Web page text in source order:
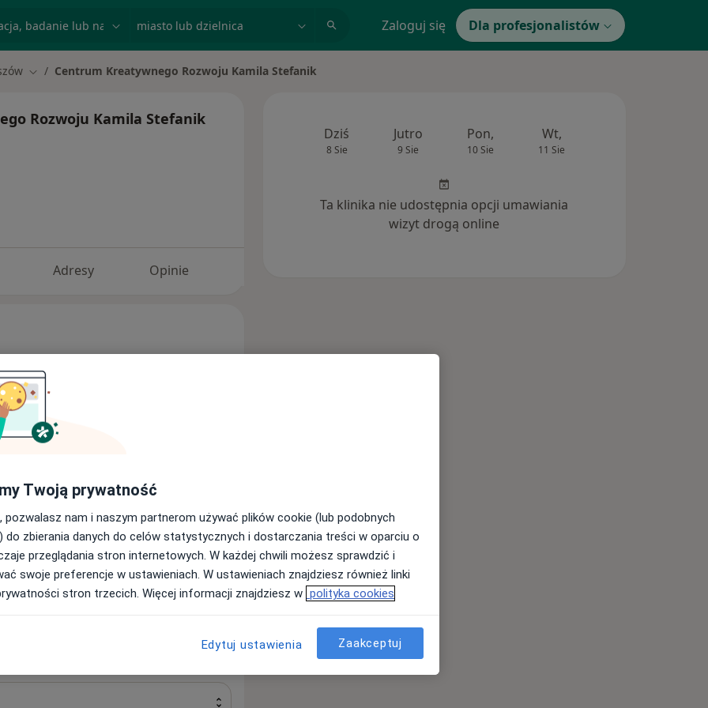
Zaloguj się Dla profesjonalistów
Zmień miasto
Centrum Kreatywnego Rozwoju Kamila Stefanik
Rozwoju Kamila Stefanik
Adresy Opinie
to miejsce gdzie tworzymy zespół
podnosimy swoje kształcenie
konferencjach. Pracujemy pod
pacjenta. W pracy
terapie schematów oraz
po nieznane im dotąd własne
Dziś
8 Sie
Jutro
9 Sie
Pon,
10 Sie
Wt,
11 Sie
Ta klinika nie udostępnia opcji umawiania
wizyt drogą online
Twoją prywatność
pozwalasz nam i naszym partnerom używać plików cookie (lub podobnych
do zbierania danych do celów statystycznych i dostarczania treści w oparciu o
przeglądania stron internetowych. W każdej chwili możesz sprawdzić i
swoje preferencje w ustawieniach. W ustawieniach znajdziesz również linki
stron trzecich. Więcej informacji znajdziesz w polityka cookies
Edytuj ustawienia Zaakceptuj